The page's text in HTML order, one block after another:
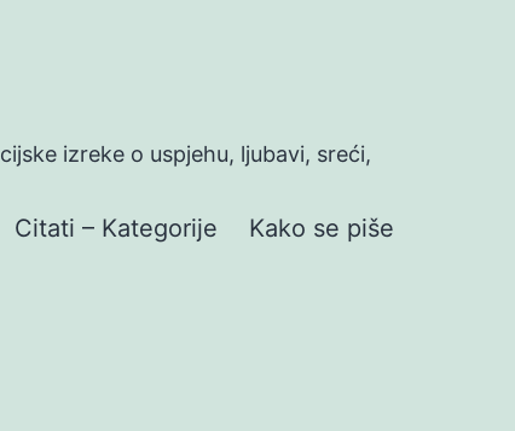
izreke o uspjehu, ljubavi, sreći,
Citati – Kategorije Kako se piše